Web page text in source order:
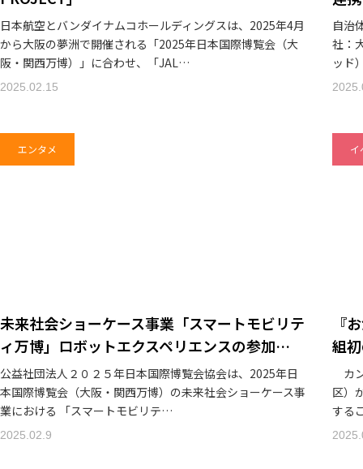
日本航空とバンダイナムコホールディングスは、2025年4月
から大阪の夢洲で開催される「2025年日本国際博覧会（大
阪・関西万博）」に合わせ、「JAL…
2025.02.15
自治
社：
ッド
エンタメ
未来社会ショーケース事業「スマートモビリテ
ィ万博」ロボットエクスペリエンスの参加…
公益社団法人２０２５年日本国際博覧会協会は、2025年日
本国際博覧会（大阪・関西万博）の未来社会ショーケース事
業における 「スマートモビリテ…
2025.02.9
イ
『
組
カ
区）
する